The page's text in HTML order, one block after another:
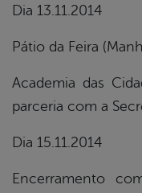
Dia 13.11.2014
Pátio da Feira
Academia das
parceria com a
Dia 15.11.2014
Encerramento